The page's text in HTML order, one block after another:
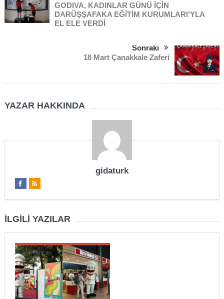
GODIVA, KADINLAR GÜNÜ İÇİN
DARÜŞŞAFAKA EĞİTİM KURUMLARI’YLA
EL ELE VERDİ
Sonraki
18 Mart Çanakkale Zaferi
YAZAR HAKKINDA
gidaturk
İLGILI YAZILAR